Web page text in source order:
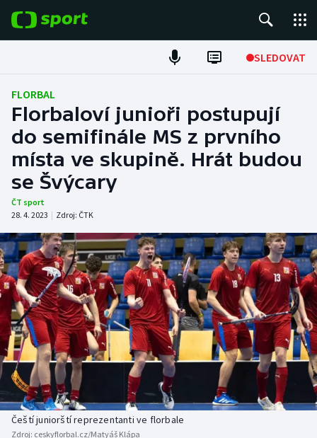
SLEDOVAT
Fotbal
Hokej
Tenis
Atletika
DALŠÍ SPORTY
Americký fotbal
Baseball a softbal
Basketbal
Biatlon
Boby a skeleton
NEPŘEHLÉDNĚTE
Soutěže
Historické návraty
Aplikace ČT sport
AZ kvíz
FLORBAL
Florbaloví junioři postupují
do semifinále MS z prvního
místa ve skupině. Hrát budou
se Švýcary
ČT sport
28. 4. 2023 | Zdroj: ČTK
Čeští juniorští reprezentanti ve florbale
Zdroj: ceskyflorbal.cz/Matyáš Klápa